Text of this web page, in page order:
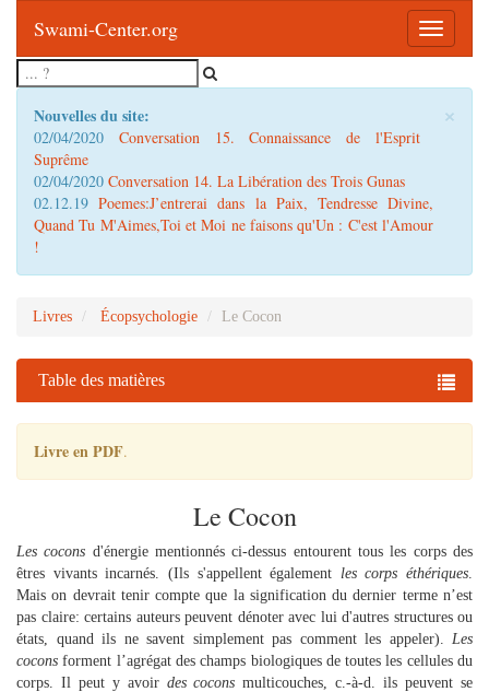
Toggle
Swami-Center.org
×
Nouvelles du site:
02/04/2020 Conversation 15. Connaissance de l'Esprit
Suprême
02/04/2020 Conversation 14. La Libération des Trois Gunas
02.12.19Poemes:J’entrerai dans la Paix, Tendresse Divine,
Quand Tu M'Aimes,Toi et Moi ne faisons qu'Un : C'est l'Amour
!
Livres Écopsychologie Le Cocon
Table des matières
Livre en PDF.
Le Cocon
Les cocons d'énergie mentionnés ci-dessus entourent tous les corps des
êtres vivants incarnés. (Ils s'appellent également les corps éthériques.
Mais on devrait tenir compte que la signification du dernier terme n’est
pas claire: certains auteurs peuvent dénoter avec lui d'autres structures ou
états, quand ils ne savent simplement pas comment les appeler). Les
cocons forment l’agrégat des champs biologiques de toutes les cellules du
corps. Il peut y avoir des cocons multicouches, c.-à-d. ils peuvent se